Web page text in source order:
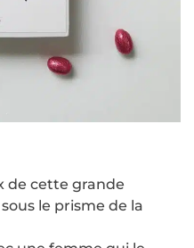
de cette grande
le prisme de la